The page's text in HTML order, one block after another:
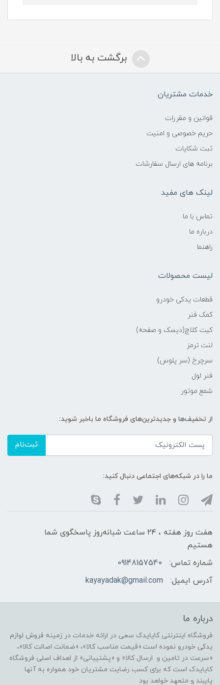
برگشت به بالا
خدمات مشتریان
قوانین و مقررات
حریم خصوصی و امنیت
ثبت شکایات
برنامه های ارسال سفارشات
لینک های مفید
تماس با ما
درباره ما
راهنما
لیست محصولات
قطعات یدکی خودرو
کمک فنر
کیت کلاچ(دیسک و صفحه)
لنت ترمز
سرچرخ (سر پلوس)
فنر لول
شمع موتور
از تخفیف‌ها و جدیدترین‌های فروشگاه ما باخبر شوید:
ثبت‌نام
ما را در شبکه‌های اجتماعی دنبال کنید:
هفت روز هفته ، ۲۴ ساعت شبانه‌روز پاسخگوی شما
هستیم
شماره تماس:
09148157540
آدرس ایمیل:
kayayadak@gmail.com
درباره ما
فروشگاه اینترنتی کایایدک سعی در ارائه خدمات در زمینه فروش لوازم
یدکی خودرو نموده است.«قیمت مناسب کالا»، «ضمانت اصالت کالا»،
«سرعت در تامین و ارسال کالا» و «پشتیبانی» از اهداف اصلی فروشگاه
کایایدک است که برای کسب رضایت مشتریان خود همواره به آنها
پایبند و متعهد خواهد بود